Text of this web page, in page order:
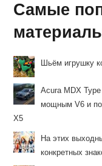
Самые
Шьём игрушку
Acura MDX
мощным V6 и
X5
На этих
конкретных